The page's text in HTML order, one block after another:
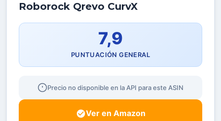
Roborock Qrevo CurvX
7,9
PUNTUACIÓN GENERAL
Precio no disponible en la API para este ASIN
Ver en Amazon